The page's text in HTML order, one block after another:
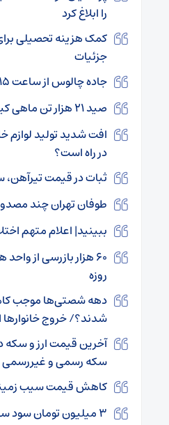
را ابلاغ کرد
کمک‌ هزینه تحصیلی
جزئیات
جاده چالوس از ساعت ۱۵ یکطرفه می‌شود
صید ۲۱ هزار تن ماهی کیلکا در دریای خزر
افت شدید تولید لوازم
در راه است؟
ثبات در قیمت
طوفان تهران چند
ببینید| اعلام متهم
روزه
دهه شصتی‌ها موجب
شدند؟/ خروج خانوارها
آخرین قیمت ارز و سکه
سکه رسمی و غیررسمی
کاهش قیمت سیب زمینی تا ۱۰
۳ میلیون تومان سود سهام عدالت واریز شد